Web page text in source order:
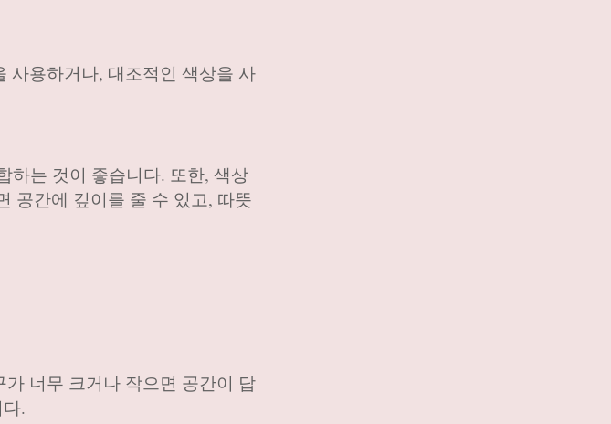
사용하거나, 대조적인 색상을 사
하는 것이 좋습니다. 또한, 색상
공간에 깊이를 줄 수 있고, 따뜻
너무 크거나 작으면 공간이 답
.